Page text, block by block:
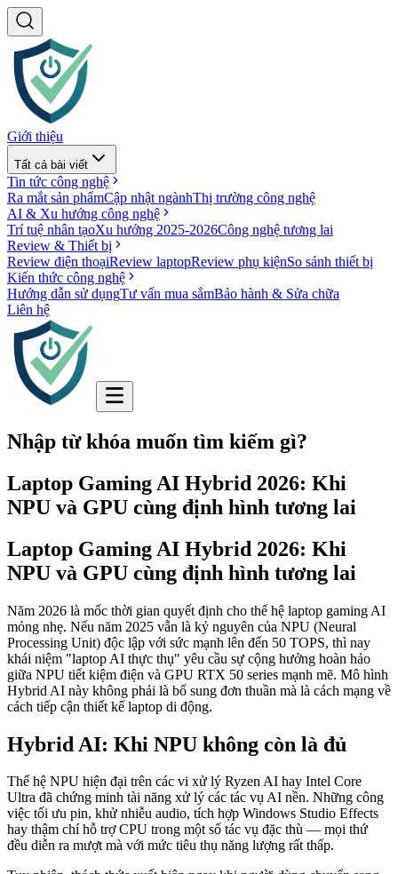
Giới thiệu
Tất cả bài viết
Tin tức công nghệ
Ra mắt sản phẩmCập nhật ngànhThị trường công nghệ
AI & Xu hướng công nghệ
Trí tuệ nhân tạoXu hướng 2025-2026Công nghệ tương lai
Review & Thiết bị
Review điện thoạiReview laptopReview phụ kiệnSo sánh thiết bị
Kiến thức công nghệ
Hướng dẫn sử dụngTư vấn mua sắmBảo hành & Sửa chữa
Liên hệ
Nhập từ khóa muốn tìm kiếm gì?
Laptop Gaming AI Hybrid 2026: Khi
NPU và GPU cùng định hình tương lai
Laptop Gaming AI Hybrid 2026: Khi
NPU và GPU cùng định hình tương lai
Năm 2026 là mốc thời gian quyết định cho thế hệ laptop gaming AI
mỏng nhẹ. Nếu năm 2025 vẫn là kỷ nguyên của NPU (Neural
Processing Unit) độc lập với sức mạnh lên đến 50 TOPS, thì nay
khái niệm "laptop AI thực thụ" yêu cầu sự cộng hưởng hoàn hảo
giữa NPU tiết kiệm điện và GPU RTX 50 series mạnh mẽ. Mô hình
Hybrid AI này không phải là bổ sung đơn thuần mà là cách mạng về
cách tiếp cận thiết kế laptop di động.
Hybrid AI: Khi NPU không còn là đủ
Thế hệ NPU hiện đại trên các vi xử lý Ryzen AI hay Intel Core
Ultra đã chứng minh tài năng xử lý các tác vụ AI nền. Những công
việc tối ưu pin, khử nhiễu audio, tích hợp Windows Studio Effects
hay thậm chí hỗ trợ CPU trong một số tác vụ đặc thù — mọi thứ
đều diễn ra mượt mà với mức tiêu thụ năng lượng rất thấp.